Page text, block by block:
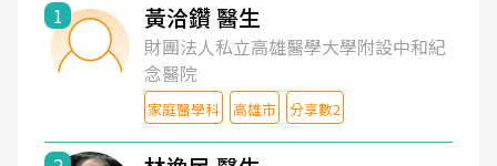
1 黃洽鑽 醫生
財團法人私立高雄醫學大學附設中和紀
念醫院
家庭醫學科 高雄市 分享數2